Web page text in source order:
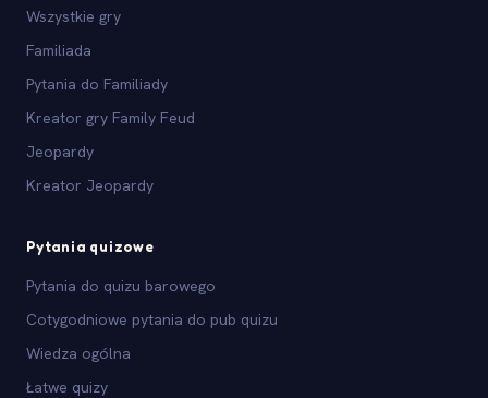
Wszystkie gry
Familiada
Pytania do Familiady
Kreator gry Family Feud
Jeopardy
Kreator Jeopardy
Pytania quizowe
Pytania do quizu barowego
Cotygodniowe pytania do pub quizu
Wiedza ogólna
Łatwe quizy